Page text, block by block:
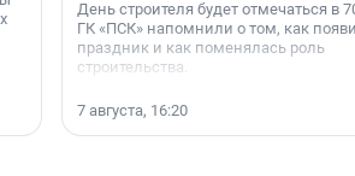
День строителя будет отмечаться в
ГК «ПСК» напомнили о том, как
праздник и как поменялась роль
строительства.
7 августа, 16:20